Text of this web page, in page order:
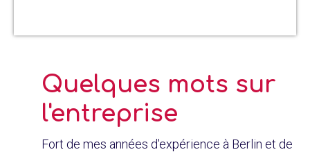
Quelques mots sur
l'entreprise
Fort de mes années d'expérience à Berlin et de